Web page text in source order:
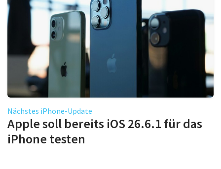
Nächstes iPhone-Update
Apple soll bereits iOS 26.6.1 für das
iPhone testen